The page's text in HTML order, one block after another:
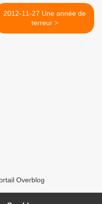
2012-11-27 Une année de
terreur >
Overblog